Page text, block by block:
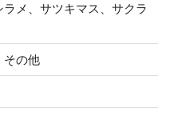
メ、サツキマス、サクラ
その他